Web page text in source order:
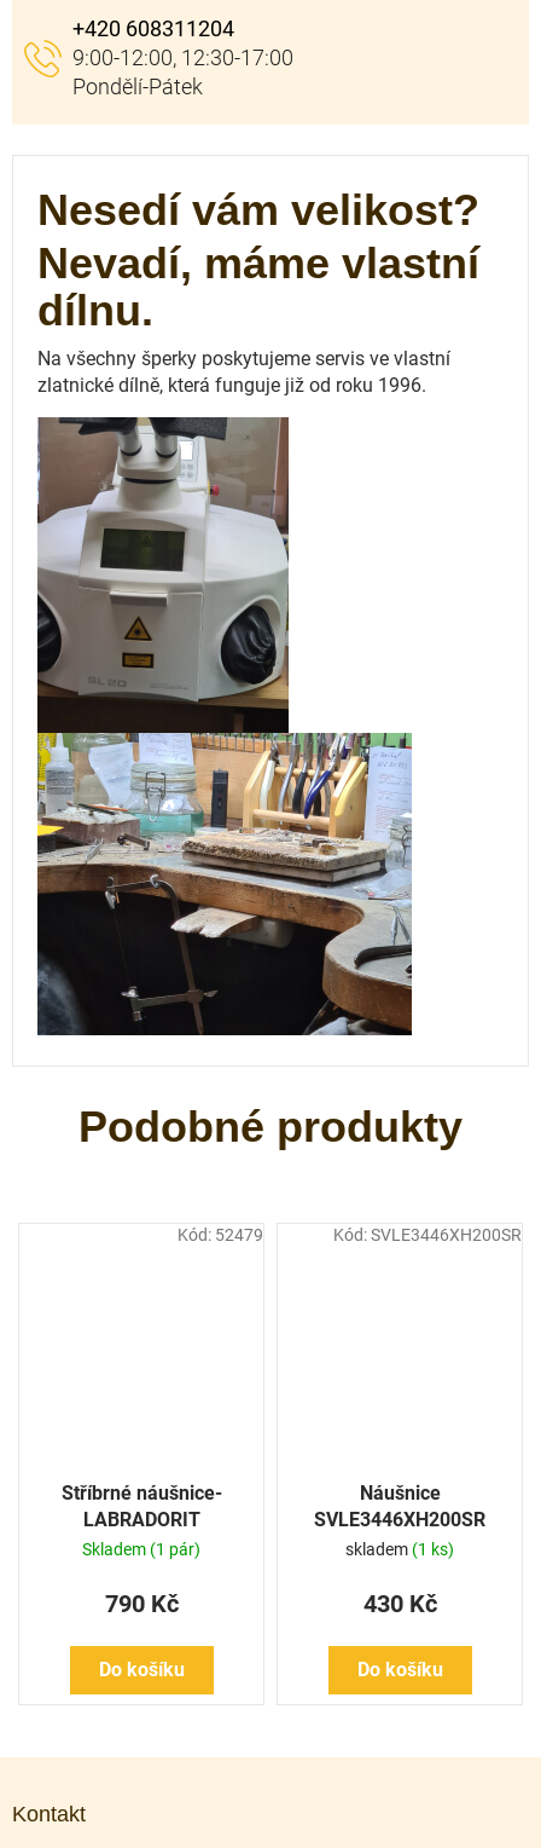
+420 608311204
Stříbrné náušnice-
LABRADORIT
Skladem (1 pár)
790 Kč
Do košíku
Kód: 52479
Náušnice
SVLE3446XH200SR
skladem (1 ks)
430 Kč
Do košíku
Kód:SVLE3446XH200SR
Nesedí vám velikost?
Nevadí, máme vlastní
dílnu.
Na všechny šperky poskytujeme servis ve vlastní
zlatnické dílně, která funguje již od roku 1996.
Kontakt